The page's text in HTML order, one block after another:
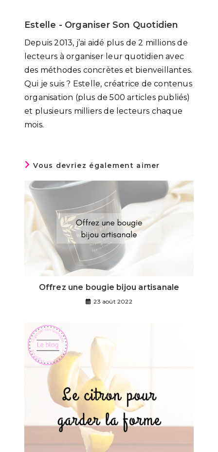
Estelle - Organiser Son Quotidien
Depuis 2013, j’ai aidé plus de 2 millions de
lecteurs à organiser leur quotidien avec
des méthodes concrètes et bienveillantes.
Qui je suis ? Estelle, créatrice de contenus
organisation (plus de 500 articles publiés)
et plusieurs milliers de lecteurs chaque
mois.
Vous devriez également aimer
Offrez une bougie bijou artisanale
23 août 2022